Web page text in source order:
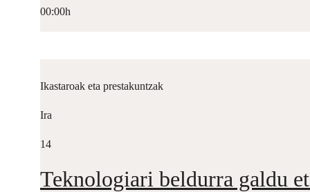
00:00h
Ikastaroak eta prestakuntzak
Ira
14
Teknologiari beldurra galdu